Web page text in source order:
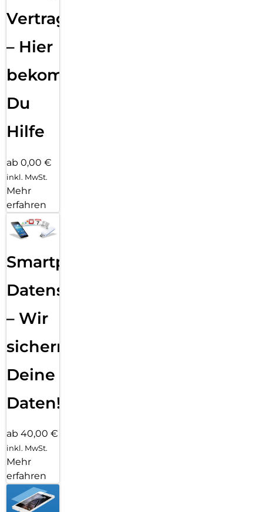
Vertragsabwicklung
– Hier
bekommst
Du
Hilfe
ab 0,00 €
inkl. MwSt.
Mehr
erfahren
Smartphone
Datensicherung
– Wir
sichern
Deine
Daten!
ab 40,00 €
inkl. MwSt.
Mehr
erfahren